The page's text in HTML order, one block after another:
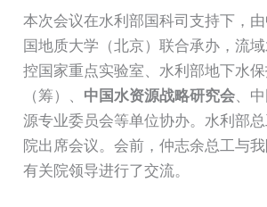
本次会议在水利部国科司支持下，
国地质大学（北京）联合承办，流
控国家重点实验室、水利部地下水
（筹）、 中国水资源战略研究会、
源专业委员会等单位协办。水利部
院出席会议。会前，仲志余总工与
有关院领导进行了交流。